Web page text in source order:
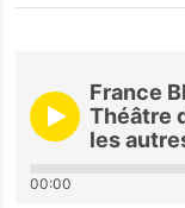
France
Théâtre
les
00:00